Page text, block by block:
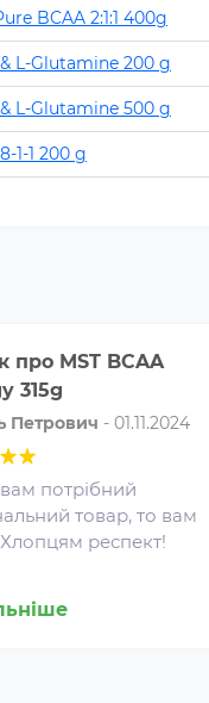
BCAA 2:1:1 400g
L-Glutamine 200 g
L-Glutamine 500 g
1-1 200 g
про MST BCAA
315g
Петрович - 01.11.2024
потрібний
товар, то вам
респект!